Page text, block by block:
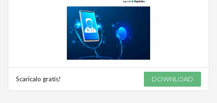
Scaricalo gratis! DOWNLOAD